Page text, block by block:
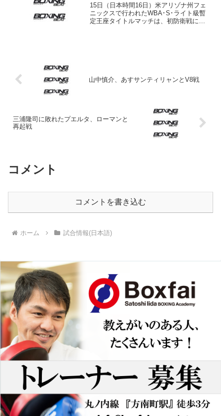
15日（日本時間16日）米アリゾナ州フェ
ニックスで行われたWBA･S･ライト級暫
定王座タイトルマッチは、初防衛戦に臨
山中慎介、あすサンティリャンとV8戦
三浦隆司に敗れたプエルタ、ローマンと
再起戦
コメント
コメントを書き込む
ホーム 試合情報(日本語)